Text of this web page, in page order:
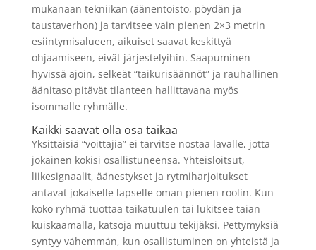
mukanaan tekniikan (äänentoisto, pöydän ja
taustaverhon) ja tarvitsee vain pienen 2×3 metrin
esiintymisalueen, aikuiset saavat keskittyä
ohjaamiseen, eivät järjestelyihin. Saapuminen
hyvissä ajoin, selkeät “taikurisäännöt” ja rauhallinen
äänitaso pitävät tilanteen hallittavana myös
isommalle ryhmälle.
Kaikki saavat olla osa taikaa
Yksittäisiä “voittajia” ei tarvitse nostaa lavalle, jotta
jokainen kokisi osallistuneensa. Yhteisloitsut,
liikesignaalit, äänestykset ja rytmiharjoitukset
antavat jokaiselle lapselle oman pienen roolin. Kun
koko ryhmä tuottaa taikatuulen tai lukitsee taian
kuiskaamalla, katsoja muuttuu tekijäksi. Pettymyksiä
syntyy vähemmän, kun osallistuminen on yhteistä ja